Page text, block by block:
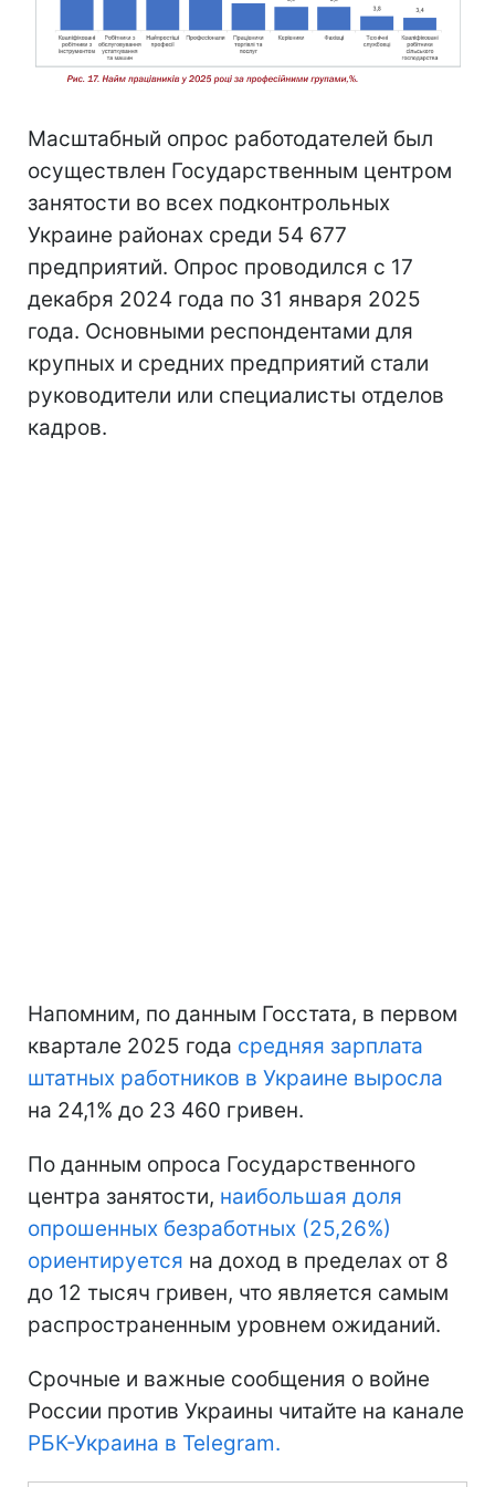
Масштабный опрос работодателей был
осуществлен Государственным центром
занятости во всех подконтрольных
Украине районах среди 54 677
предприятий. Опрос проводился с 17
декабря 2024 года по 31 января 2025
года. Основными респондентами для
крупных и средних предприятий стали
руководители или специалисты отделов
кадров.
Напомним, по данным Госстата, в первом
квартале 2025 года средняя зарплата
штатных работников в Украине выросла
на 24,1% до 23 460 гривен.
По данным опроса Государственного
центра занятости, наибольшая доля
опрошенных безработных (25,26%)
ориентируется на доход в пределах от 8
до 12 тысяч гривен, что является самым
распространенным уровнем ожиданий.
Срочные и важные сообщения о войне
России против Украины читайте на канале
РБК-Украина в Telegram.